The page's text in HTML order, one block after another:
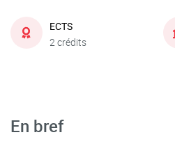
ECTS
2 crédits
En bref